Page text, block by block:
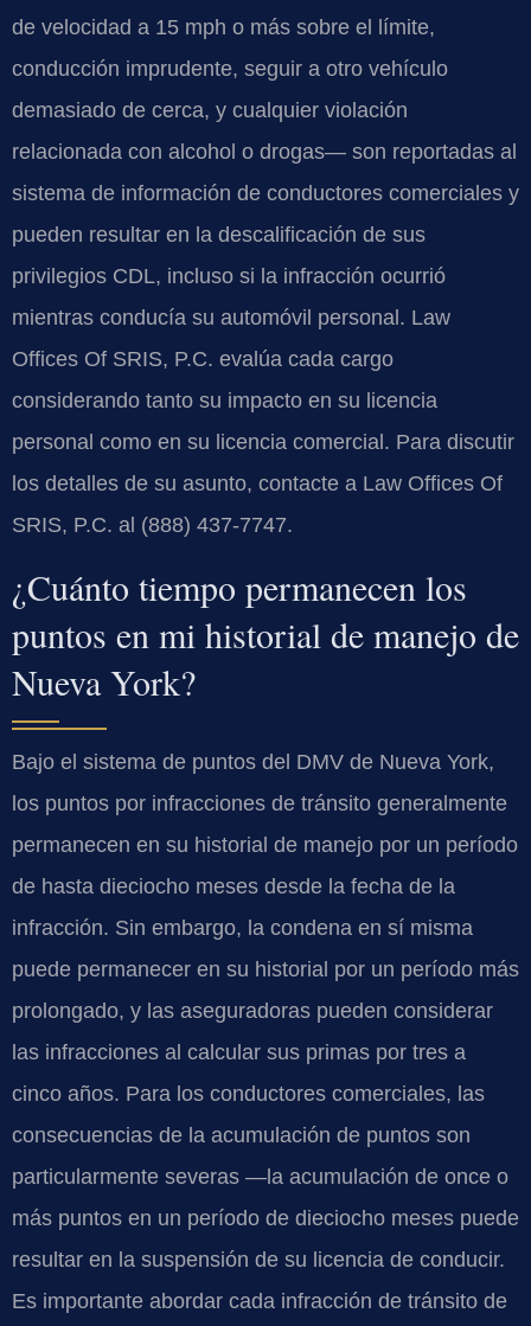
de velocidad a 15 mph o más sobre el límite,
conducción imprudente, seguir a otro vehículo
demasiado de cerca, y cualquier violación
relacionada con alcohol o drogas— son reportadas al
sistema de información de conductores comerciales y
pueden resultar en la descalificación de sus
privilegios CDL, incluso si la infracción ocurrió
mientras conducía su automóvil personal. Law
Offices Of SRIS, P.C. evalúa cada cargo
considerando tanto su impacto en su licencia
personal como en su licencia comercial. Para discutir
los detalles de su asunto, contacte a Law Offices Of
SRIS, P.C. al (888) 437-7747.
¿Cuánto tiempo permanecen los
puntos en mi historial de manejo de
Nueva York?
Bajo el sistema de puntos del DMV de Nueva York,
los puntos por infracciones de tránsito generalmente
permanecen en su historial de manejo por un período
de hasta dieciocho meses desde la fecha de la
infracción. Sin embargo, la condena en sí misma
puede permanecer en su historial por un período más
prolongado, y las aseguradoras pueden considerar
las infracciones al calcular sus primas por tres a
cinco años. Para los conductores comerciales, las
consecuencias de la acumulación de puntos son
particularmente severas —la acumulación de once o
más puntos en un período de dieciocho meses puede
resultar en la suspensión de su licencia de conducir.
Es importante abordar cada infracción de tránsito de